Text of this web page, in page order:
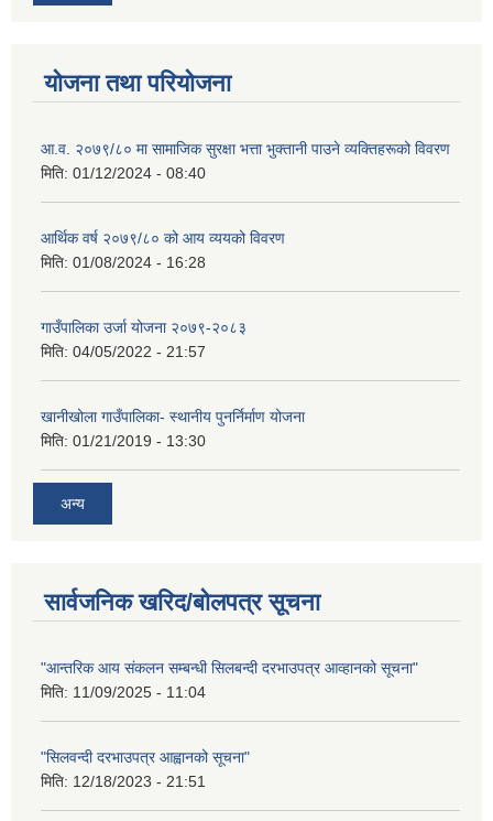
योजना तथा परियोजना
आ.व. २०७९/८० मा सामाजिक सुरक्षा भत्ता भुक्तानी पाउने व्यक्तिहरूको विवरण
मिति: 01/12/2024 - 08:40
आर्थिक वर्ष २०७९/८० को आय व्ययको विवरण
मिति: 01/08/2024 - 16:28
गाउँपालिका उर्जा योजना २०७९-२०८३
मिति: 04/05/2022 - 21:57
खानीखोला गाउँपालिका- स्थानीय पुनर्निर्माण योजना
मिति: 01/21/2019 - 13:30
अन्य
सार्वजनिक खरिद/बोलपत्र सूचना
"आन्तरिक आय संकलन सम्बन्धी सिलबन्दी दरभाउपत्र आव्हानको सूचना"
मिति: 11/09/2025 - 11:04
"सिलवन्दी दरभाउपत्र आह्वानको सूचना"
मिति: 12/18/2023 - 21:51